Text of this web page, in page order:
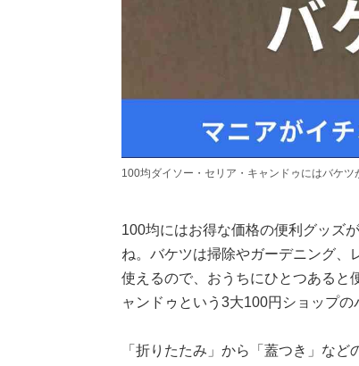
100均ダイソー・セリア・キャンドゥにはバケツ
100均にはお得な価格の便利グッズ
ね。バケツは掃除やガーデニング、
使えるので、おうちにひとつあると
ャンドゥという3大100円ショップの
「折りたたみ」から「蓋つき」な